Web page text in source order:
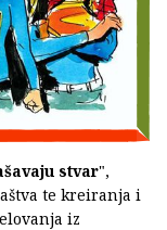
stvar",
te kreiranja i
iz